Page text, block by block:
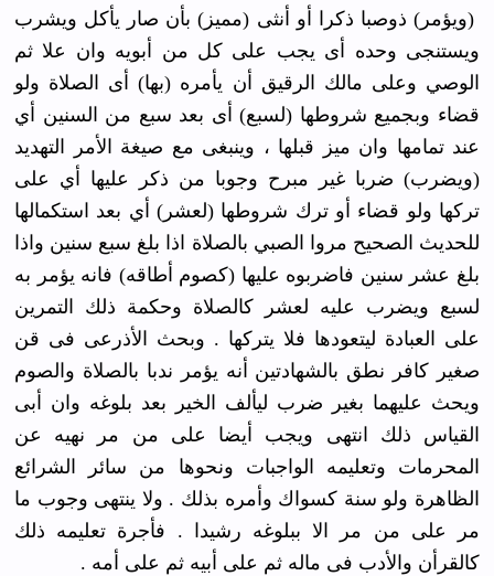
(ﻭﻳﺆﻣﺮ) ﺫﻭﺻﺒﺎ ﺫﻛﺮﺍ ﺃﻭ ﺃﻧﺜﻰ (ﻣﻤﻴﺰ) ﺑﺄﻥ ﺻﺎﺭ ﻳﺄﻛﻞ ﻭﻳﺸﺮﺏ
ﻭﻳﺴﺘﻨﺠﻰ ﻭﺣﺪﻩ ﺃﻯ ﻳﺠﺐ ﻋﻠﻰ ﻛﻞ ﻣﻦ ﺃﺑﻮﻳﻪ ﻭﺍﻥ ﻋﻼ ﺛﻢ
ﺍﻟﻮﺻﻲ ﻭﻋﻠﻰ ﻣﺎﻟﻚ ﺍﻟﺮﻗﻴﻖ ﺃﻥ ﻳﺄﻣﺮه (ﺑﻬﺎ) ﺃﻯ ﺍﻟﺼﻼﺓ ﻭﻟﻮ
ﻗﻀﺎﺀ ﻭﺑﺠﻤﻴﻊ ﺷﺮﻭﻃﻬﺎ (ﻟﺴﺒﻊ) ﺃﻯ ﺑﻌﺪ ﺳﺒﻊ ﻣﻦ ﺍﻟﺴﻨﻴﻦ ﺃﻱ
ﻋﻨﺪ ﺗﻤﺎﻣﻬﺎ ﻭﺍﻥ ﻣﻴﺰ ﻗﺒﻠﻬﺎ ، ﻭﻳﻨﺒﻐﻰ ﻣﻊ ﺻﻴﻐﺔ ﺍﻷﻣﺮ التهديد
(ﻭﻳﻀﺮﺏ) ﺿﺮﺑﺎ ﻏﻴﺮ ﻣﺒﺮﺡ ﻭﺟﻮﺑﺎ ﻣﻦ ﺫﻛﺮ ﻋﻠﻴﻬﺎ ﺃﻱ ﻋﻠﻰ
ﺗﺮﻛﻬﺎ ﻭﻟﻮ ﻗﻀﺎﺀ ﺃﻭ ﺗﺮﻙ ﺷﺮﻭﻃﻬﺎ (ﻟﻌﺸﺮ) ﺃﻱ ﺑﻌﺪ ﺍﺳﺘﻜﻤﺎﻟﻬﺎ
ﻟﻠﺤﺪﻳﺚ ﺍﻟﺼﺤﻴﺢ ﻣﺮﻭﺍ ﺍﻟﺼﺒﻲ ﺑﺎﻟﺼﻼﺓ ﺍﺫﺍ ﺑﻠﻎ ﺳﺒﻊ ﺳﻨﻴﻦ ﻭﺍﺫﺍ
ﺑﻠﻎ ﻋﺸﺮ ﺳﻨﻴﻦ ﻓﺎﺿﺮﺑﻮﻩ عليها (ﻛﺼﻮﻡ ﺃﻃﺎﻗﻪ) ﻓﺎﻧﻪ ﻳﺆﻣﺮ ﺑﻪ
ﻟﺴﺒﻊ ﻭﻳﻀﺮﺏ ﻋﻠﻴﻪ ﻟﻌﺸﺮ ﻛﺎﻟﺼﻼﺓ ﻭﺣﻜﻤﺔ ﺫﻟﻚ ﺍﻟﺘﻤﺮﻳﻦ
ﻋﻠﻰ ﺍﻟﻌﺒﺎﺩﺓ ﻟﻴﺘﻌﻮﺩﻫﺎ ﻓﻼ ﻳﺘﺮﻛﻬﺎ . ﻭﺑﺤﺚ ﺍﻷﺫﺭﻋﻰ ﻓﻰ ﻗﻦ
ﺻﻐﻴﺮ ﻛﺎﻓﺮ ﻧﻄﻖ ﺑﺎﻟﺸﻬﺎﺩﺗﻴﻦ ﺃﻧﻪ ﻳﺆﻣﺮ ﻧﺪﺑﺎ ﺑﺎﻟﺼﻼﺓ ﻭﺍﻟﺼﻮﻡ
ﻭﻳﺤﺚ ﻋﻠﻴﻬﻤﺎ ﺑﻐﻴﺮ ﺿﺮﺏ ﻟﻴﺄﻟﻒ ﺍﻟﺨﻴﺮ ﺑﻌﺪ ﺑﻠﻮﻏﻪ ﻭﺍﻥ ﺃﺑﻰ
ﺍﻟﻘﻴﺎﺱ ﺫﻟﻚ ﺍﻧﺘﻬﻰ ﻭﻳﺠﺐ ﺃﻳﻀﺎ ﻋﻠﻰ ﻣﻦ ﻣﺮ ﻧﻬﻴﻪ ﻋﻦ
ﺍﻟﻤﺤﺮﻣﺎﺕ ﻭﺗﻌﻠﻴﻤﻪ ﺍﻟﻮﺍﺟﺒﺎﺕ ﻭﻧﺤﻮﻫﺎ ﻣﻦ ﺳﺎﺋﺮ ﺍﻟﺸﺮﺍﺋﻊ
ﺍﻟﻈﺎﻫﺮﺓ ﻭﻟﻮ ﺳﻨﺔ ﻛﺴﻮﺍﻙ ﻭﺃﻣﺮﻩ ﺑﺬﻟﻚ . ﻭﻻ ﻳﻨﺘﻬﻰ ﻭﺟﻮﺏ ﻣﺎ
ﻣﺮ ﻋﻠﻰ ﻣﻦ ﻣﺮ ﺍﻻ ﺑﺒﻠﻮﻏﻪ ﺭﺷﻴﺪﺍ . ﻓﺄﺟﺮﺓ ﺗﻌﻠﻴﻤﻪ ﺫﻟﻚ
ﻛﺎﻟﻘﺮﺃﻥ ﻭﺍﻷﺩﺏ ﻓﻰ ﻣﺎﻟﻪ ﺛﻢ ﻋﻠﻰ ﺃﺑﻴﻪ ﺛﻢ ﻋﻠﻰ ﺃﻣﻪ .